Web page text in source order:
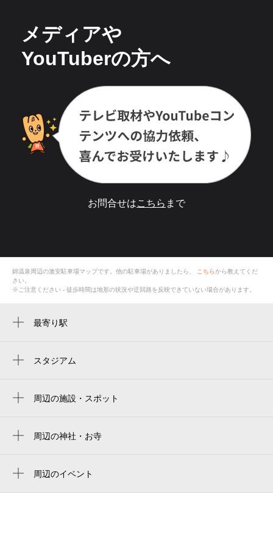
メディアや
YouTuberの方へ
お問合せはこちら まで
錦温泉周辺の激安駐車場マップです。他の駐車場がありましたら、 こちらから教えてくだ
さい。
※ご注意ください - 徒歩時間は地形の状況や迂回路を反映できていない場合があります。
最寄り駅
我孫子町駅スタジアム
ヨドコウ桜スタジアム
yodoko sakura stadium
周辺の施設・スポット
馬込電設
葬儀費用研究会《 ＮＰＯ法人 》
周辺の神社・お寺
西光寺
仏光寺大阪別院
周辺のイベント